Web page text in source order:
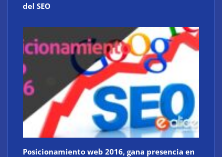
del SEO
Posicionamiento web 2016, gana presencia en